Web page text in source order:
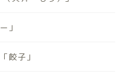
」
餃子」